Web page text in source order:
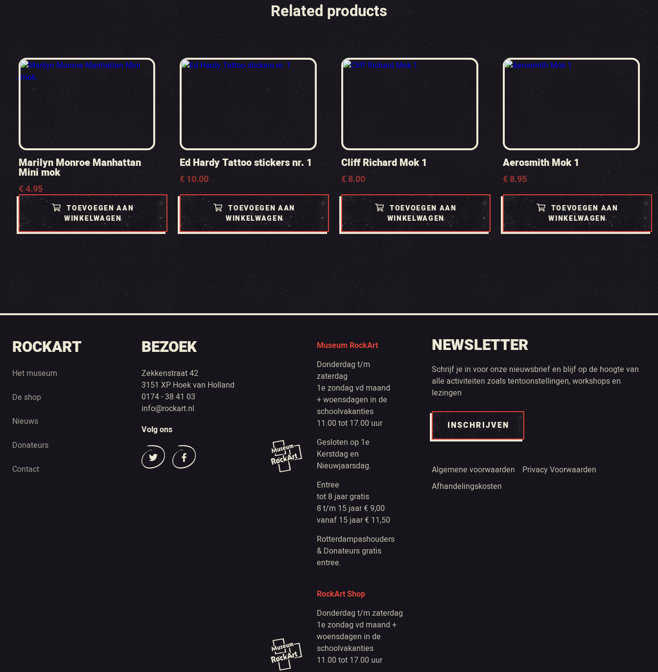
Related products
Marilyn Monroe Manhattan
Mini mok
€4.95
TOEVOEGEN AAN
WINKELWAGEN
Ed Hardy Tattoo stickers nr. 1
€10.00
TOEVOEGEN AAN
WINKELWAGEN
Cliff Richard Mok 1
€8.00
TOEVOEGEN AAN
WINKELWAGEN
Aerosmith Mok 1
€8.95
TOEVOEGEN AAN
WINKELWAGEN
ROCKART
Het museum
De shop
Nieuws
Donateurs
Contact
BEZOEK
Zekkenstraat 42
3151 XP Hoek van Holland
0174 - 38 41 03
info@rockart.nl
Volg ons
Museum RockArt
Donderdag t/m
zaterdag
1e zondag vd maand
+ woensdagen in de
schoolvakanties
11.00 tot 17.00 uur
Gesloten op 1e
Kerstdag en
Nieuwjaarsdag.
Entree
tot 8 jaar gratis
8 t/m 15 jaar € 9,00
vanaf 15 jaar € 11,50
Rotterdampashouders
& Donateurs gratis
entree.
RockArt Shop
Donderdag t/m zaterdag
1e zondag vd maand +
woensdagen in de
schoolvakanties
11.00 tot 17.00 uur
NEWSLETTER
Schrijf je in voor onze nieuwsbrief en blijf op de hoogte van
alle activiteiten zoals tentoonstellingen, workshops en
lezingen
INSCHRIJVEN
Algemene voorwaarden
Privacy Voorwaarden
Afhandelingskosten